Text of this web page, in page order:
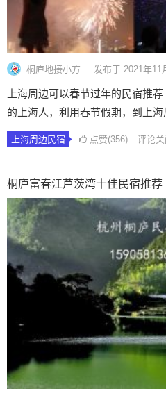
桐庐地接小方 发布于 2021年11
上海周边可以春节过年的民宿推
的上海人，利用春节假期，到上
上海周边民宿 点赞(356) 评论关
桐庐富春江芦茨湾十佳民宿推荐